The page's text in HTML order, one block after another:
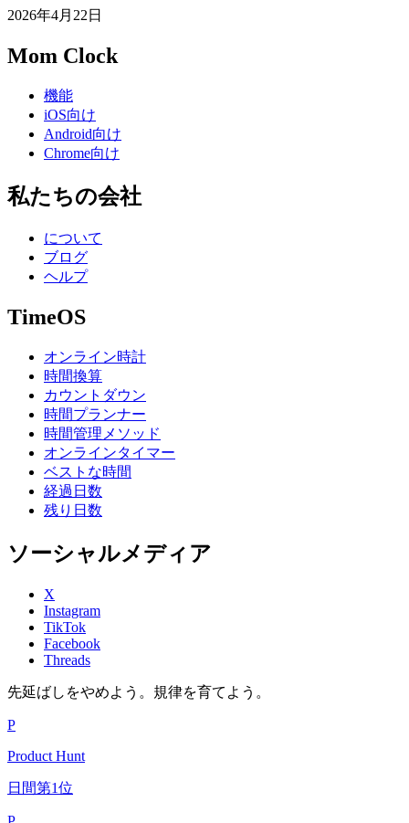
2026年4月22日
Mom Clock
機能
iOS向け
Android向け
Chrome向け
私たちの会社
について
ブログ
ヘルプ
TimeOS
オンライン時計
時間換算
カウントダウン
時間プランナー
時間管理メソッド
オンラインタイマー
ベストな時間
経過日数
残り日数
ソーシャルメディア
X
Instagram
TikTok
Facebook
Threads
先延ばしをやめよう。規律を育てよう。
P
Product Hunt
日間第1位